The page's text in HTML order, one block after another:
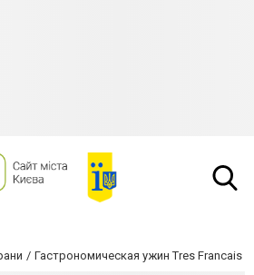
Гастрономическая ужин Tres Francais